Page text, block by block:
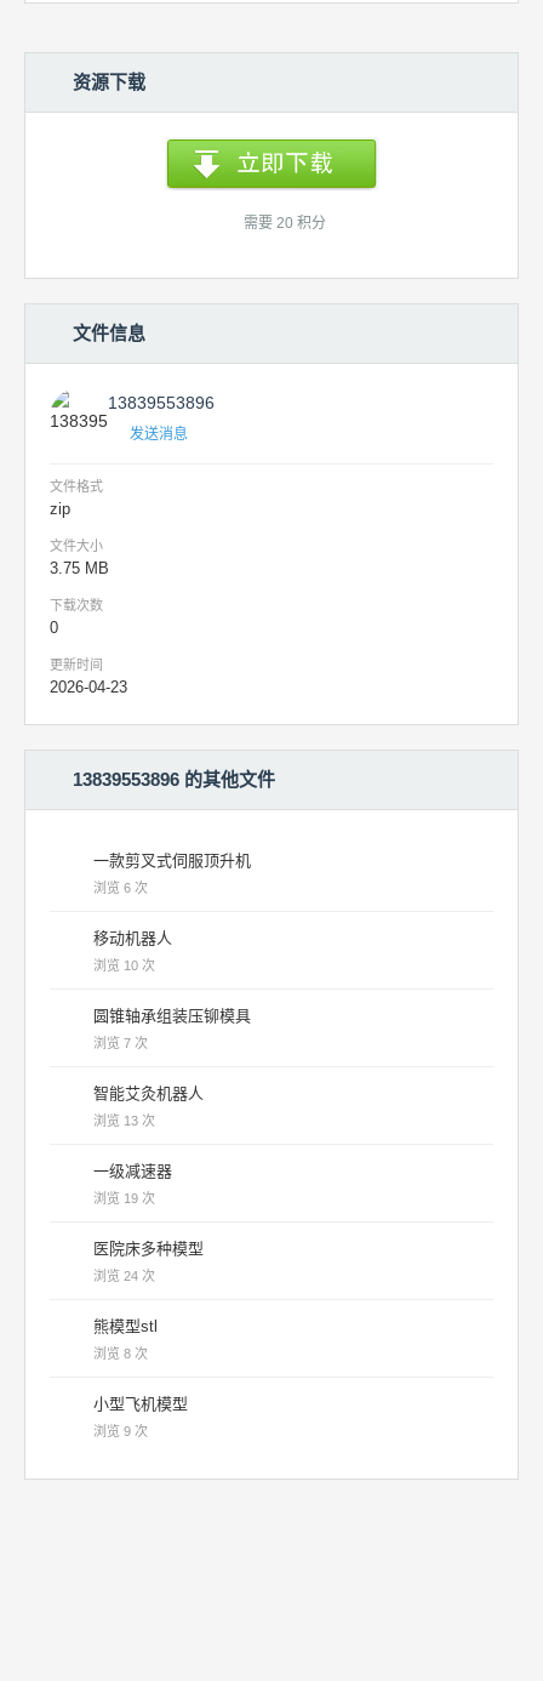
资源下载
需要 20 积分
文件信息
13839553896
发送消息
文件格式
zip
文件大小
3.75 MB
下载次数
0
更新时间
2026-04-23
13839553896 的其他文件
一款剪叉式伺服顶升机
浏览 6 次
移动机器人
浏览 10 次
圆锥轴承组装压铆模具
浏览 7 次
智能艾灸机器人
浏览 13 次
一级减速器
浏览 19 次
医院床多种模型
浏览 24 次
熊模型stl
浏览 8 次
小型飞机模型
浏览 9 次